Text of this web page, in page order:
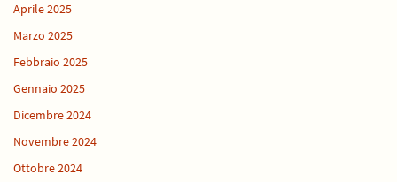
Aprile 2025
Marzo 2025
Febbraio 2025
Gennaio 2025
Dicembre 2024
Novembre 2024
Ottobre 2024